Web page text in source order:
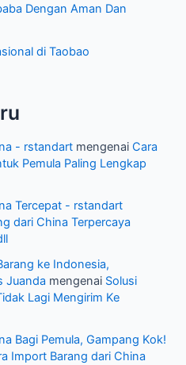
Dengan Aman Dan
di Taobao
- rstandart mengenaiCara
Pemula Paling Lengkap
Tercepat - rstandart
dari China Terpercaya
ke Indonesia,
Juanda mengenai Solusi
Lagi Mengirim Ke
Bagi Pemula, Gampang Kok!
Import Barang dari China